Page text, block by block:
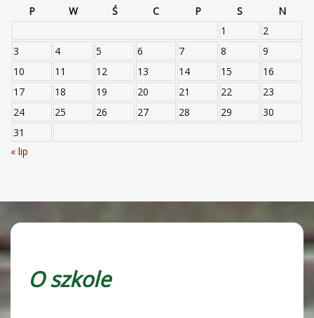
P
W Ś C P S
N
1
2
3
4 5 6 7 8
9
10
11 12 13 14 15
16
17
18 19 20 21 22
23
24
25 26 27 28 29
30
31
« lip
O szkole